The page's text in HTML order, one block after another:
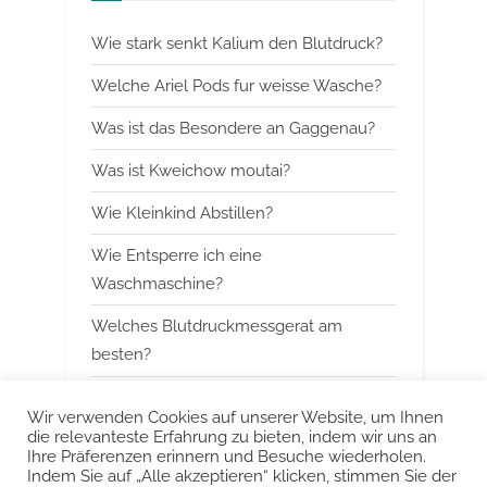
Wie stark senkt Kalium den Blutdruck?
Welche Ariel Pods fur weisse Wasche?
Was ist das Besondere an Gaggenau?
Was ist Kweichow moutai?
Wie Kleinkind Abstillen?
Wie Entsperre ich eine
Waschmaschine?
Welches Blutdruckmessgerat am
besten?
Kann man Arbeitsspeicher kombinieren?
Was ist das Besondere an Smeg?
Wir verwenden Cookies auf unserer Website, um Ihnen
die relevanteste Erfahrung zu bieten, indem wir uns an
Ihre Präferenzen erinnern und Besuche wiederholen.
Indem Sie auf „Alle akzeptieren“ klicken, stimmen Sie der